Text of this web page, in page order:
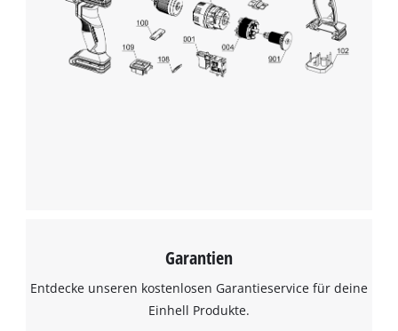
Garantien
Entdecke unseren kostenlosen Garantieservice für deine
Einhell Produkte.